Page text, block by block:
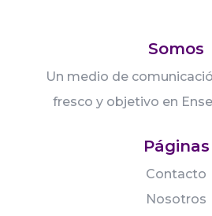
Somos
Un medio de
fresco y objetivo en
Páginas
Contacto
Nosotros